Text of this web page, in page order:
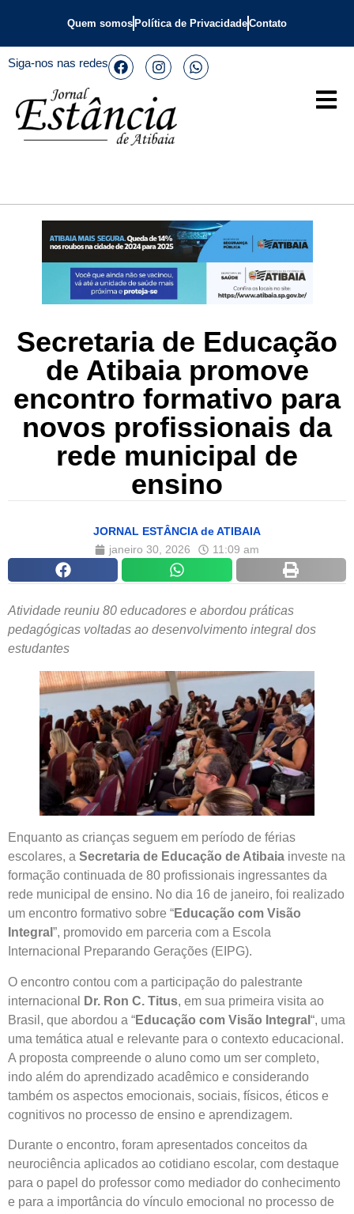
Quem somos Política de PrivacidadeContato
Siga-nos nas redes
Secretaria de Educação
de Atibaia promove
encontro formativo para
novos profissionais da
rede municipal de
ensino
JORNAL ESTÂNCIA de ATIBAIA
janeiro 30, 2026
11:09 am
Atividade reuniu 80 educadores e abordou práticas
pedagógicas voltadas ao desenvolvimento integral dos
estudantes
Enquanto as crianças seguem em período de férias
escolares, a Secretaria de Educação de Atibaia investe na
formação continuada de 80 profissionais ingressantes da
rede municipal de ensino. No dia 16 de janeiro, foi realizado
um encontro formativo sobre “Educação com Visão
Integral ”, promovido em parceria com a Escola
Internacional Preparando Gerações (EIPG).
O encontro contou com a participação do palestrante
internacional
Dr. Ron C. Titus, em sua primeira visita ao
Brasil, que abordou a “Educação com Visão Integral “, uma
uma temática atual e relevante para o contexto educacional.
A proposta compreende o aluno como um ser completo,
indo além do aprendizado acadêmico e considerando
também os aspectos emocionais, sociais, físicos, éticos e
cognitivos no processo de ensino e aprendizagem.
Durante o encontro, foram apresentados conceitos da
neurociência aplicados ao cotidiano escolar, com destaque
para o papel do professor como mediador do conhecimento
e para a importância do vínculo emocional no processo de